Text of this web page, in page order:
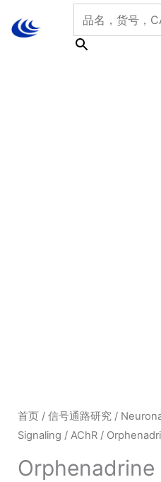
首页/ 信号通路研究/
Signaling / AChR/